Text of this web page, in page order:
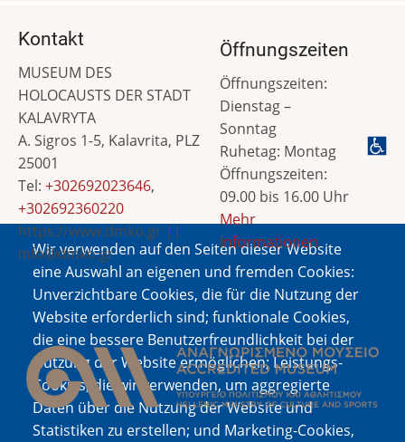
Wir verwenden auf den Seiten dieser Website
eine Auswahl an eigenen und fremden Cookies:
Unverzichtbare Cookies, die für die Nutzung der
Website erforderlich sind; funktionale Cookies,
die eine bessere Benutzerfreundlichkeit bei der
Nutzung der Website ermöglichen; Leistungs-
Cookies, die wir verwenden, um aggregierte
Daten über die Nutzung der Website und
Statistiken zu erstellen; und Marketing-Cookies,
Kontakt
MUSEUM DES
HOLOCAUSTS DER STADT
KALAVRYTA
A. Sigros 1-5, Kalavrita, PLZ
25001
Tel: +302692023646,
+302692360220
https://www.dmko.gr ||
info@dmko.gr
Öffnungszeiten
Öffnungszeiten:
Dienstag –
Sonntag
Ruhetag: Montag
Öffnungszeiten:
09.00 bis 16.00 Uhr
Mehr
Informationen
Bild